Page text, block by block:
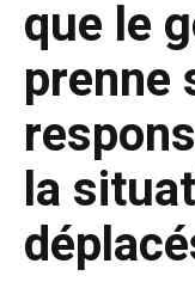
que le
prenne
la